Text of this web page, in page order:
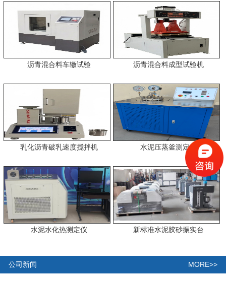
沥青混合料车辙试验 沥青混合料成型试验机
乳化沥青破乳速度搅拌机 水泥压蒸釜测定仪
水泥水化热测定仪 新标准水泥胶砂振实台
公司新闻 MORE>>